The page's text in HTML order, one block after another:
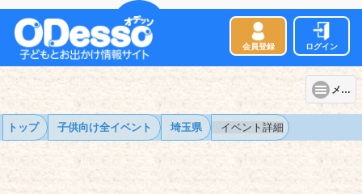
会員登録 ログイン
メニュー
トップ 子供向け全イベント 埼玉県 イベント詳細